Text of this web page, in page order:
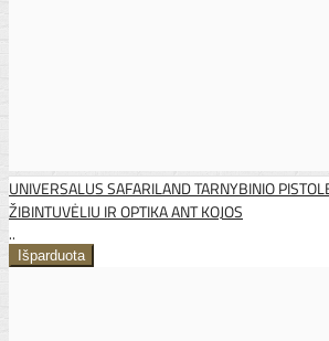
UNIVERSALUS SAFARILAND TARNYBINIO
ŽIBINTUVĖLIU IR OPTIKA ANT KOJOS
..